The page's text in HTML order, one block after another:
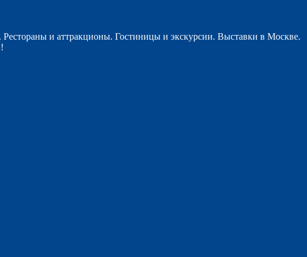
и аттракционы. Гостиницы и экскурсии. Выставки в Москве.